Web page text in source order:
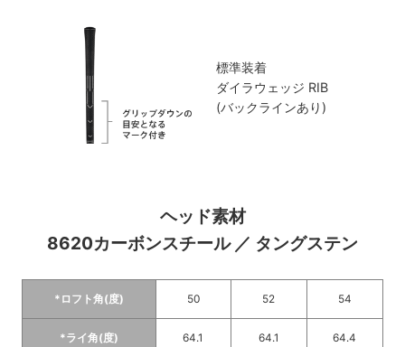
標準装着
ダイラウェッジ RIB
(バックラインあり)
ヘッド素材
8620カーボンスチール ／ タングステン
*ロフト角(度) 50 52 54
*ライ角(度) 64.1 64.1 64.4